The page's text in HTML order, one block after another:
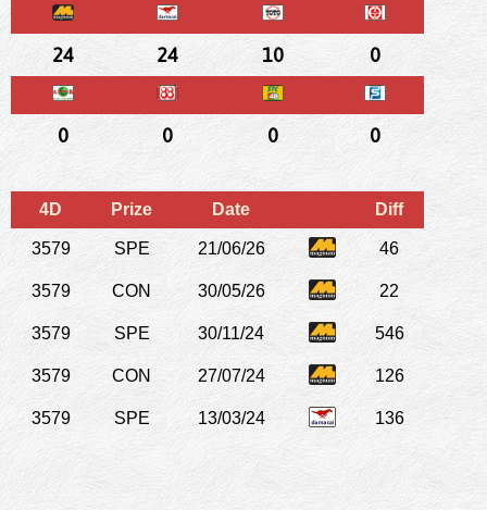
24 24 10 0
0 0 0 0
4D Prize Date Diff
3579 SPE 21/06/26 46
3579 CON 30/05/26 22
3579 SPE 30/11/24 546
3579 CON 27/07/24 126
3579 SPE 13/03/24 136